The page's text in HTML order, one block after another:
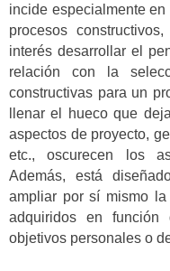
incide especialmente
procesos
interés desarrollar el
relación con la
constructivas para un
llenar el hueco que
aspectos de proyecto,
etc., oscurecen los
Además, está
ampliar por sí mismo
adquiridos en
objetivos personales o